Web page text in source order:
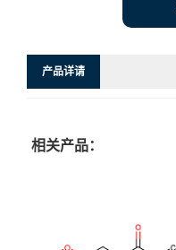
产品详请
相关产品：